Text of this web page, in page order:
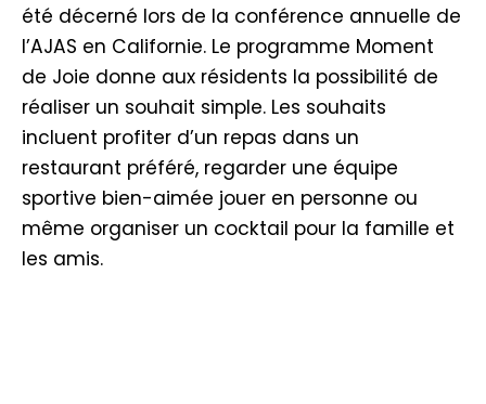
été décerné lors de la conférence annuelle de
l’AJAS en Californie. Le programme Moment
de Joie donne aux résidents la possibilité de
réaliser un souhait simple. Les souhaits
incluent profiter d’un repas dans un
restaurant préféré, regarder une équipe
sportive bien-aimée jouer en personne ou
même organiser un cocktail pour la famille et
les amis.